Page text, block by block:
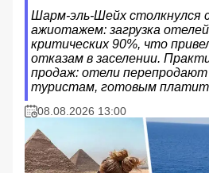
Шарм-эль-Шейх столкнулся
ажиотажем: загрузка
критических 90%, что
отказам в заселении.
продаж: отели
туристам, готовым
08.08.2026 13:00